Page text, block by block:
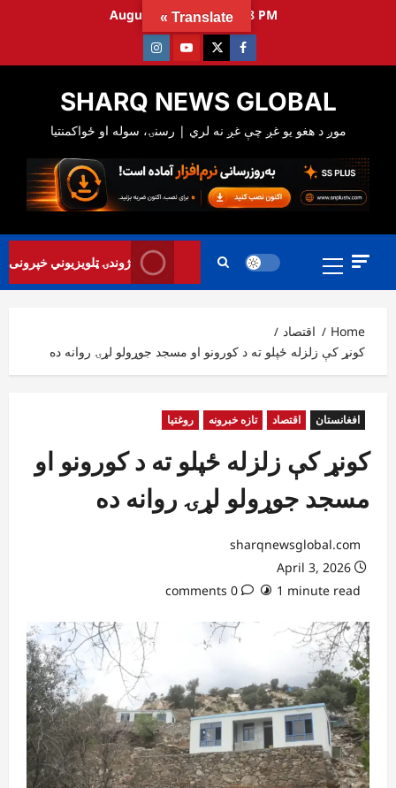
August 8, 2026 9:24:29 PM
Facebook
Twitter
Youtube
Instagram
SHARQ NEWS GLOBAL
Primary
ژوندۍ ټلویزیوني خپرونی
Home
اقتصاد
کونړ کې زلزله ځپلو ته د کورونو او مسجد جوړولو لړۍ روانه ده
افغانستان اقتصاد تازه خبرونه روغتیا
کونړ کې زلزله ځپلو ته د کورونو او
مسجد جوړولو لړۍ روانه ده
sharqnewsglobal.com
1 minute read
0 comments
Translate »